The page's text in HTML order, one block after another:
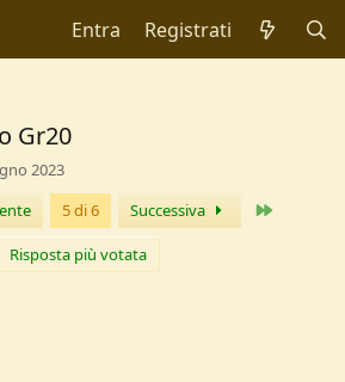
Entra Registrati
Gr20
2023
5 di 6 Successiva
Risposta più votata